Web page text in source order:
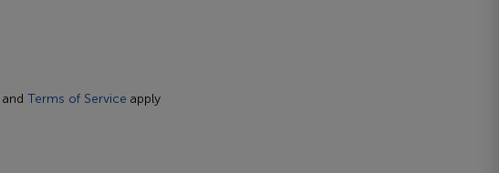
and Terms of Service apply